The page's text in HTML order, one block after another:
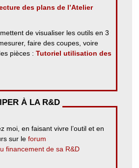
des plans de l’Atelier
de visualiser les outils en 3
faire des coupes, voire
pièces :Tutoriel utilisation des
À LA R&D
moi, en faisant vivre l’outil et en
sur leforum
financement de sa R&D